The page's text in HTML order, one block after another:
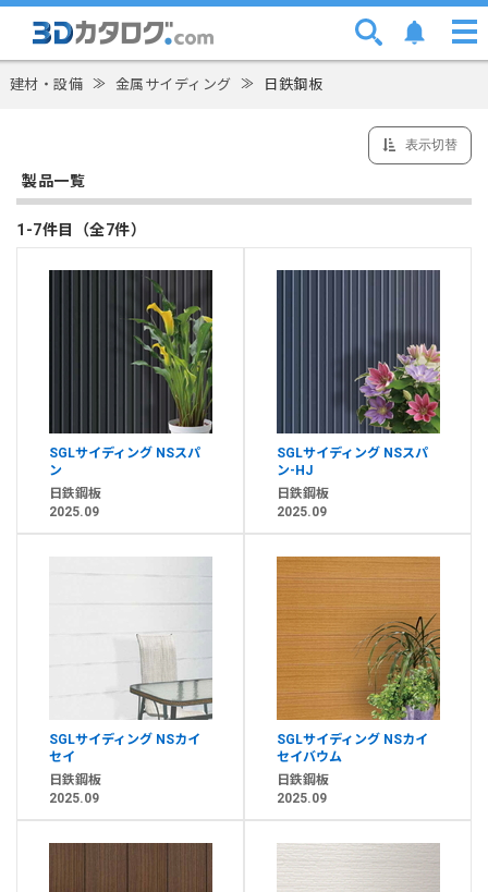
建材・設備 ≫ 金属サイディング ≫ 日鉄鋼板
表示切替
製品一覧
1-7件目（全7件）
SGLサイディング NSスパ
ン
日鉄鋼板
2025.09
SGLサイディング NSスパ
ン-HJ
日鉄鋼板
2025.09
SGLサイディング NSカイ
セイ
日鉄鋼板
2025.09
SGLサイディング NSカイ
セイバウム
日鉄鋼板
2025.09